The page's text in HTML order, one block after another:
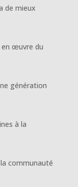
de mieux
en œuvre du
génération
à la
communauté